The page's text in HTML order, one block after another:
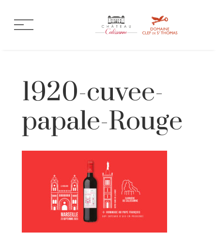
1920-cuvee-
papale-Rouge